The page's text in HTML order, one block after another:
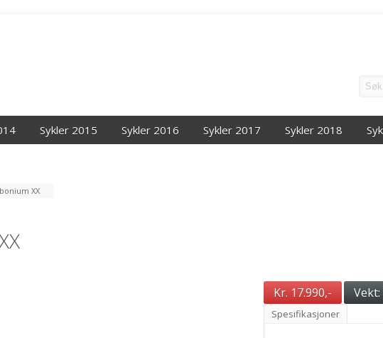
Sykler 2015 Sykler 2016 Sykler 2017 Sykler 2018
XX
Kr. 17.990,-
Spesifikasjoner